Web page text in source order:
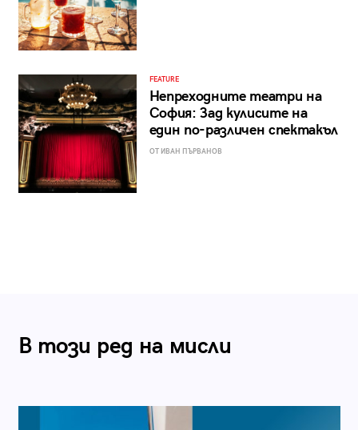
FEATURE
Непреходните театри на
София: Зад кулисите на
един по-различен спектакъл
ОТ ИВАН ПЪРВАНОВ
В този ред на мисли